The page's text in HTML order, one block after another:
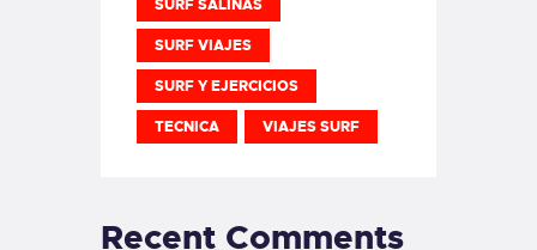
SURF SALINAS
SURF VIAJES
SURF Y EJERCICIOS
TECNICA VIAJES SURF
Recent Comments